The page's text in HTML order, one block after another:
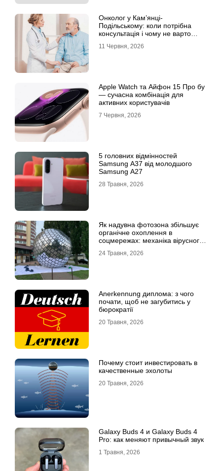
Онколог у Кам’янці-
Подільському: коли потрібна
консультація і чому не варто
11 Червня, 2026
Apple Watch та Айфон 15 Про бу
— сучасна комбінація для
активних користувачів
7 Червня, 2026
5 головних відмінностей
Samsung A37 від молодшого
Samsung A27
28 Травня, 2026
Як надувна фотозона збільшує
органічне охоплення в
соцмережах: механіка вірусного
24 Травня, 2026
Anerkennung диплома: з чого
почати, щоб не загубитись у
бюрократії
20 Травня, 2026
Почему стоит инвестировать в
качественные эхолоты
20 Травня, 2026
Galaxy Buds 4 и Galaxy Buds 4
Pro: как меняют привычный звук
1 Травня, 2026